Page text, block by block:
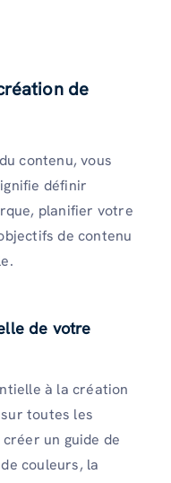
de
contenu, vous
définir
planifier votre
de contenu
de votre
à la création
toutes les
un guide de
couleurs, la